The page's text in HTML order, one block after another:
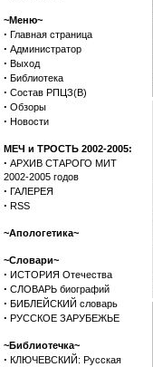
~Меню~
· Главная страница
· Администратор
· Выход
· Библиотека
· Состав РПЦЗ(В)
· Обзоры
· Новости
МЕЧ и ТРОСТЬ 2002-2005:
· АРХИВ СТАРОГО МИТ
2002-2005 годов
· ГАЛЕРЕЯ
· RSS
~Апологетика~
~Словари~
· ИСТОРИЯ Отечества
· СЛОВАРЬ биографий
· БИБЛЕЙСКИЙ словарь
· РУССКОЕ ЗАРУБЕЖЬЕ
~Библиотечка~
· КЛЮЧЕВСКИЙ: Русская